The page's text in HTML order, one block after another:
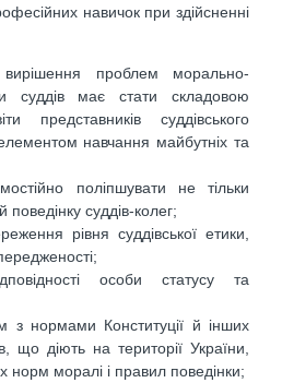
навичок при здійсненні
проблем морально-
суддів має стати складовою
представників суддівського
навчання майбутніх та
поліпшувати не тільки
поведінку суддів-колег;
рівня суддівської етики,
особи статусу та
з нормами Конституції й інших
що діють на території України,
норм моралі і правил поведінки;